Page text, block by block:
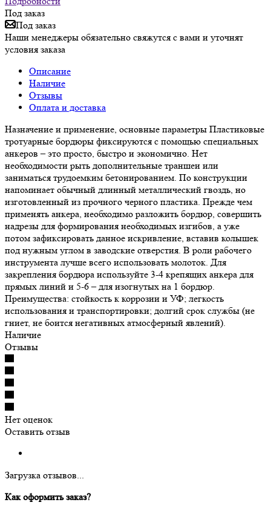
Под заказ
Под заказ
Наши менеджеры обязательно свяжутся с вами и уточнят
условия заказа
Описание
Наличие
Отзывы
Оплата и доставка
Назначение и применение, основные параметры Пластиковые
тротуарные бордюры фиксируются с помощью специальных
анкеров – это просто, быстро и экономично. Нет
необходимости рыть дополнительные траншеи или
заниматься трудоемким бетонированием. По конструкции
напоминает обычный длинный металлический гвоздь, но
изготовленный из прочного черного пластика. Прежде чем
применять анкера, необходимо разложить бордюр, совершить
надрезы для формирования необходимых изгибов, а уже
потом зафиксировать данное искривление, вставив колышек
под нужным углом в заводские отверстия. В роли рабочего
инструмента лучше всего использовать молоток. Для
закрепления бордюра используйте 3-4 крепящих анкера для
прямых линий и 5-6 – для изогнутых на 1 бордюр.
Преимущества: стойкость к коррозии и УФ; легкость
использования и транспортировки; долгий срок службы (не
гниет, не боится негативных атмосферный явлений).
Наличие
Отзывы
Нет оценок
Оставить отзыв
Загрузка отзывов...
Как оформить заказ?